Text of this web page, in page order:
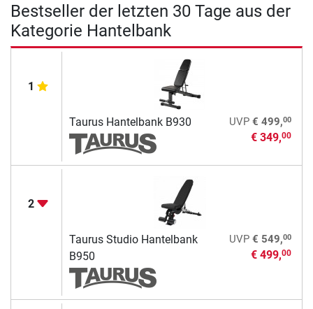
Bestseller der letzten 30 Tage aus der
Kategorie Hantelbank
1
Taurus Hantelbank B930 UVP € 499,00
€ 349,00
2
Taurus Studio Hantelbank
B950
UVP € 549,00
€ 499,00